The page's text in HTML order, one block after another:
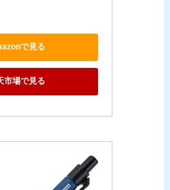
で見る
市場で見る